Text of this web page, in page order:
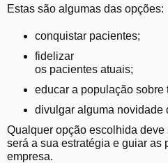
Estas são algumas das opções:
conquistar pacientes;
fidelizar
os pacientes atuais;
educar a população sobre
divulgar alguma novidade
Qualquer opção escolhida deve
será a sua estratégia e guiar as
empresa.